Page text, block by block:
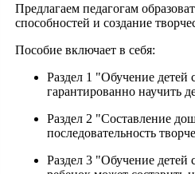
Предлагаем педагогам
способностей и создание
Пособие включает в себя:
Раздел 1 "Обучение детей
гарантированно научить
Раздел 2 "Составление
последовательность
Раздел 3 "Обучение детей